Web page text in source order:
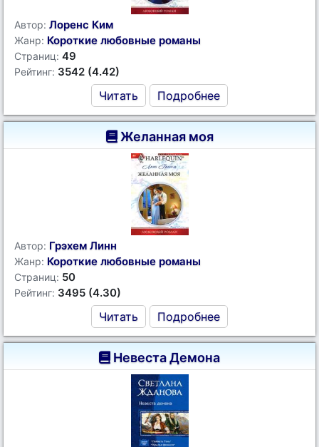
Автор: Лоренс Ким
Жанр: Короткие любовные романы
Страниц: 49
Рейтинг: 3542 (4.42)
Читать Подробнее
Желанная моя
Автор: Грэхем Линн
Жанр: Короткие любовные романы
Страниц: 50
Рейтинг: 3495 (4.30)
Читать Подробнее
Невеста Демона